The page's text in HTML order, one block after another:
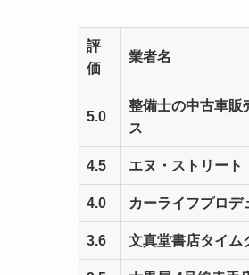
評
価
業者名
5.0
整備士の中古車販
ス
4.5 エヌ・ストリート
4.0 カーライフプロデ
3.6 文真堂書店タイム